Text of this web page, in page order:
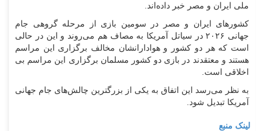
ملی ایران و مصر خبر داده‌اند.
کشور‌های ایران و مصر در سومین بازی از مرحله گروهی جام
جهانی ۲۰۲۶ در سیاتل آمریکا به مصاف هم می‌روند و این در حالی
است که هر دو کشور و هوادارانشان مخالف برگزاری این مراسم
هستند و معتقدند در بازی دو کشور مسلمان برگزاری این مراسم بی
اخلاقی است.
به نظر می‌رسد این اتفاق به یکی از بزرگترین چالش‌های جام جهانی
آمریکا تبدیل شود.
لینک منبع